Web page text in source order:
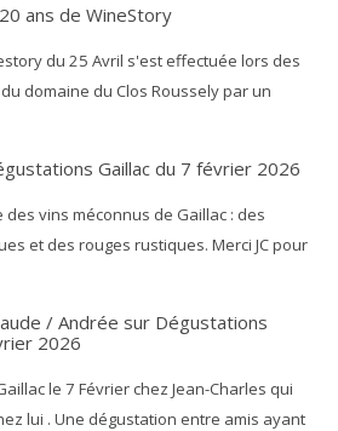
ans de WineStory
du 25 Avril s'est effectuée lors des
domaine du Clos Roussely par un
Gaillac du 7 février 2026
vins méconnus de Gaillac : des
et des rouges rustiques. Merci JC pour
/ Andrée sur Dégustations
2026
le 7 Février chez Jean-Charles qui
lui . Une dégustation entre amis ayant